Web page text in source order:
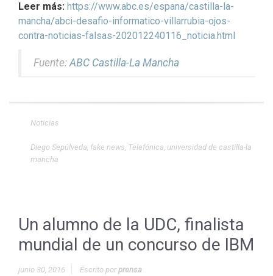
Leer más: https://www.abc.es/espana/castilla-la-
mancha/abci-desafio-informatico-villarrubia-ojos-
contra-noticias-falsas-202012240116_noticia.html
Fuente: ABC Castilla-La Mancha
Noticias
Diego Sepúlveda fake news Telefónica universidad de castilla-la
mancha
Un alumno de la UDC, finalista
mundial de un concurso de IBM
junio 30, 2016 Escrito porprensa